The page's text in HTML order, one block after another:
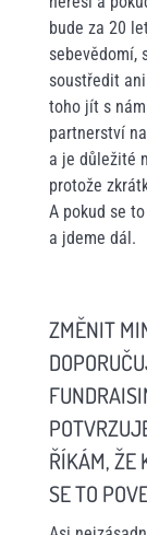
bude za 20
sebevědomí,
soustředit
toho jít s
partnerství
a je důležité
protože
A pokud se
a jdeme dál.
ZMĚNIT
ŘÍKÁM, ŽE
SE TO